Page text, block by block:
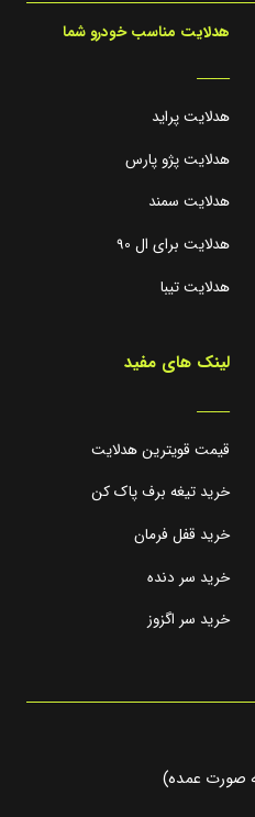
هدلایت مناسب خودرو شما
_____
هدلایت پراید
هدلایت پژو پارس
هدلایت سمند
هدلایت برای ال 90
هدلایت تیبا
لینک های مفید
_____
قیمت قویترین هدلایت
خرید تیغه برف پاک کن
خرید قفل فرمان
خرید سر دنده
خرید سر اگزوز
صورت عمده)